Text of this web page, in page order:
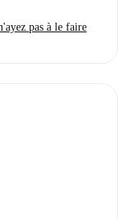
pas à le faire